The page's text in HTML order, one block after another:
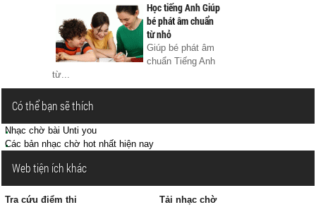
Học tiếng Anh Giúp
bé phát âm chuẩn
từ nhỏ
Giúp bé phát âm
chuẩn Tiếng Anh
từ...
Có thể bạn sẽ thích
Nhạc chờ bài Unti you
Các bản nhạc chờ hot nhất hiện nay
Web tiện ích khác
Tra cứu điểm thi Tải nhạc chờ